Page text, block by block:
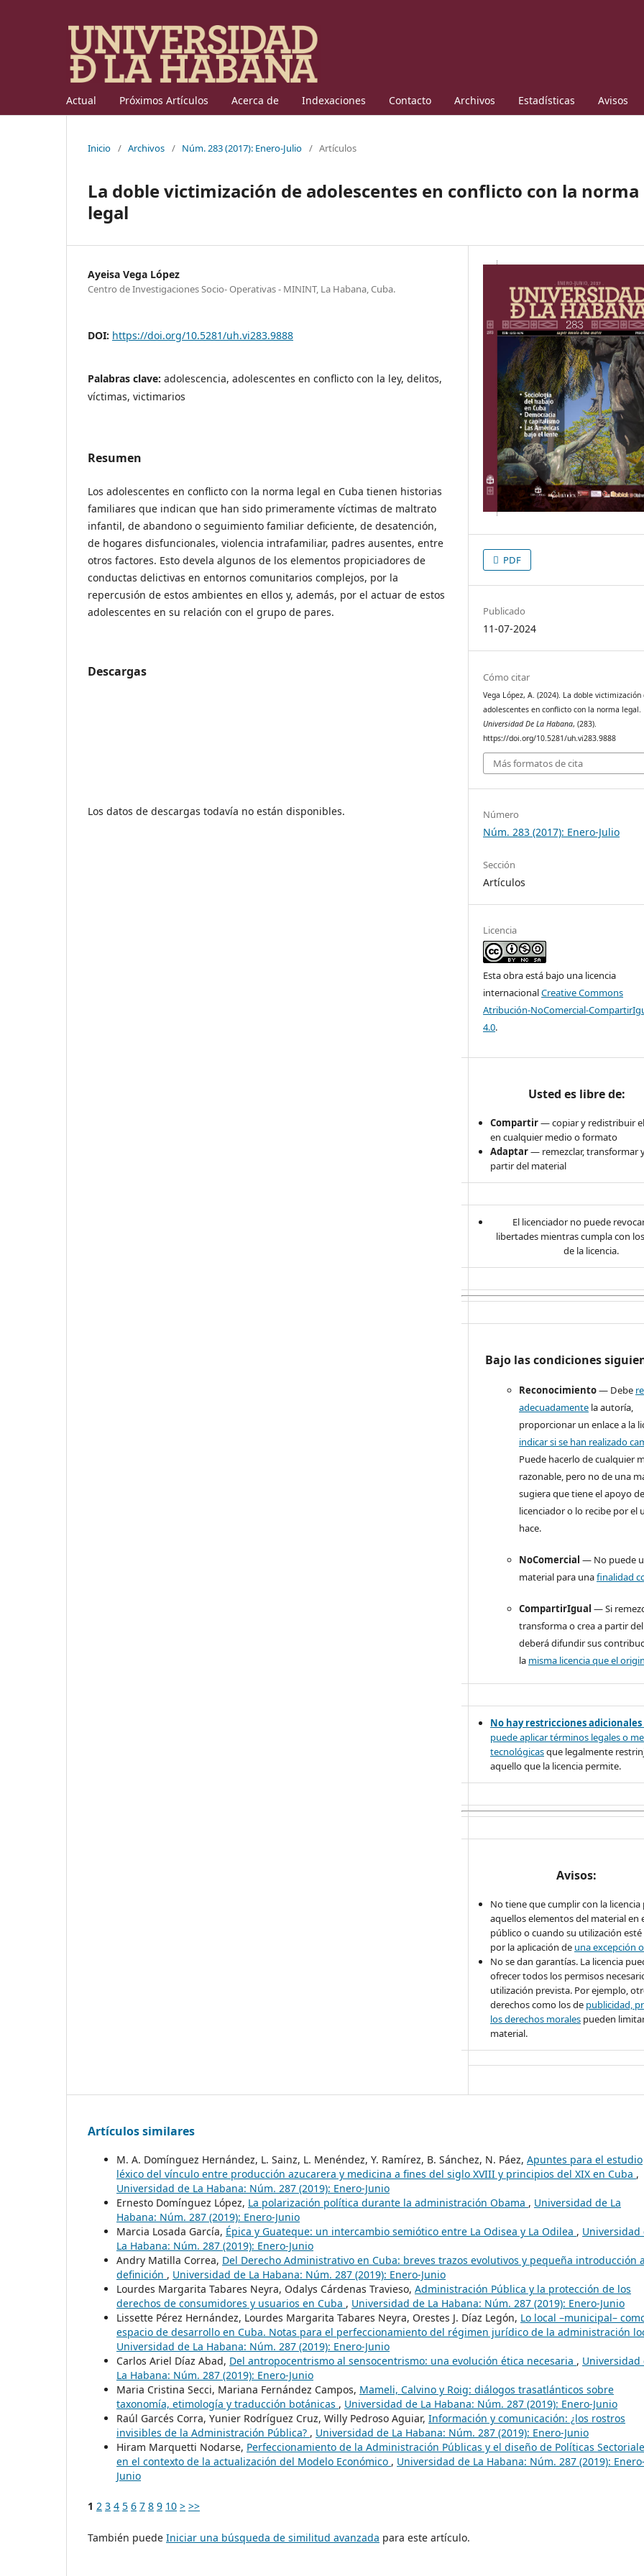
Actual Próximos Artículos Acerca de Indexaciones Contacto Archivos Estadísticas Avisos
Inicio / Archivos / Núm. 283 (2017): Enero-Julio / Artículos
La doble victimización de adolescentes en conflicto con la norma
legal
Ayeisa Vega López
Centro de Investigaciones Socio- Operativas - MININT, La Habana, Cuba.
DOI: https://doi.org/10.5281/uh.vi283.9888
Palabras clave: adolescencia, adolescentes en conflicto con la ley, delitos,
víctimas, victimarios
Resumen
Los adolescentes en conflicto con la norma legal en Cuba tienen historias
familiares que indican que han sido primeramente víctimas de maltrato
infantil, de abandono o seguimiento familiar deficiente, de desatención,
de hogares disfuncionales, violencia intrafamiliar, padres ausentes, entre
otros factores. Esto devela algunos de los elementos propiciadores de
conductas delictivas en entornos comunitarios complejos, por la
repercusión de estos ambientes en ellos y, además, por el actuar de estos
adolescentes en su relación con el grupo de pares.
Descargas
Los datos de descargas todavía no están disponibles.
PDF
Publicado
11-07-2024
Cómo citar
Vega López, A. (2024). La doble victimización
adolescentes en conflicto con la norma legal.
Universidad De La Habana, (283).
https://doi.org/10.5281/uh.vi283.9888
Más formatos de cita
Número
Núm. 283 (2017): Enero-Julio
Sección
Artículos
Licencia
Esta obra está bajo una licencia
internacionalCreative Commons
Atribución-NoComercial-
4.0.
Usted es libre de:
Compartir— copiar y redistribuir
en cualquier medio o formato
Adaptar— remezclar, transformar
partir del material
El licenciador no puede
libertades mientras cumpla con
de la licencia.
Bajo las condiciones
Reconocimiento— Debe
adecuadamente la autoría,
proporcionar un enlace a la
indicar si se han realizado
Puede hacerlo de cualquier
razonable, pero no de una
sugiera que tiene el apoyo
licenciador o lo recibe por el
hace.
NoComercial — No puede
material para unafinalidad
CompartirIgual — Si
transforma o crea a partir
deberá difundir sus
la misma licencia que el
No hay restricciones adicionales
puede aplicar términos legales o
tecnológicasque legalmente
aquello que la licencia permite.
Avisos:
No tiene que cumplir con la licencia
aquellos elementos del material en
público o cuando su utilización
por la aplicación de una excepción
No se dan garantías. La licencia
ofrecer todos los permisos
utilización prevista. Por ejemplo,
derechos como los de publicidad,
los derechos morales pueden
material.
Artículos similares
M. A. Domínguez Hernández, L. Sainz, L. Menéndez, Y. Ramírez, B. Sánchez, N. Páez, Apuntes para el estudio
léxico del vínculo entre producción azucarera y medicina a fines del siglo XVIII y principios del XIX en Cuba ,
Universidad de La Habana: Núm. 287 (2019): Enero-Junio
Ernesto Domínguez López, La polarización política durante la administración Obama , Universidad de La
Habana: Núm. 287 (2019): Enero-Junio
Marcia Losada García, Épica y Guateque: un intercambio semiótico entre La Odisea y La Odilea , Universidad
La Habana: Núm. 287 (2019): Enero-Junio
Andry Matilla Correa, Del Derecho Administrativo en Cuba: breves trazos evolutivos y pequeña introducción
definición , Universidad de La Habana: Núm. 287 (2019): Enero-Junio
Lourdes Margarita Tabares Neyra, Odalys Cárdenas Travieso, Administración Pública y la protección de los
derechos de consumidores y usuarios en Cuba , Universidad de La Habana: Núm. 287 (2019): Enero-Junio
Lissette Pérez Hernández, Lourdes Margarita Tabares Neyra, Orestes J. Díaz Legón, Lo local –municipal–
espacio de desarrollo en Cuba. Notas para el perfeccionamiento del régimen jurídico de la administración
Universidad de La Habana: Núm. 287 (2019): Enero-Junio
Carlos Ariel Díaz Abad, Del antropocentrismo al sensocentrismo: una evolución ética necesaria , Universidad
La Habana: Núm. 287 (2019): Enero-Junio
Maria Cristina Secci, Mariana Fernández Campos, Mameli, Calvino y Roig: diálogos trasatlánticos sobre
taxonomía, etimología y traducción botánicas , Universidad de La Habana: Núm. 287 (2019): Enero-Junio
Raúl Garcés Corra, Yunier Rodríguez Cruz, Willy Pedroso Aguiar, Información y comunicación: ¿los rostros
invisibles de la Administración Pública? , Universidad de La Habana: Núm. 287 (2019): Enero-Junio
Hiram Marquetti Nodarse, Perfeccionamiento de la Administración Públicas y el diseño de Políticas
en el contexto de la actualización del Modelo Económico , Universidad de La Habana: Núm. 287 (2019): Enero-
Junio
1 2 3 4 5 6 7 8 9 10 > >>
También puede Iniciar una búsqueda de similitud avanzada para este artículo.